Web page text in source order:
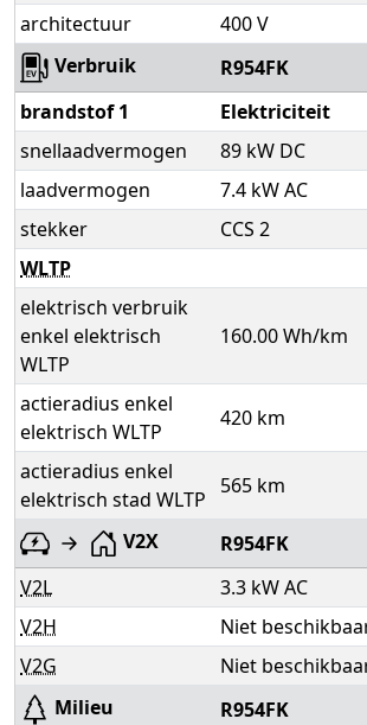
architectuur
400 V
Verbruik
R954FK
brandstof 1
Elektriciteit
snellaadvermogen
89 kW DC
laadvermogen
7.4 kW AC
stekker
CCS 2
WLTP
elektrisch verbruik
enkel elektrisch
WLTP
160.00 Wh/km
actieradius enkel
elektrisch WLTP
420 km
actieradius enkel
elektrisch stad WLTP
565 km
V2X
R954FK
V2L
3.3 kW AC
V2H
Niet
V2G
Niet
Milieu
R954FK